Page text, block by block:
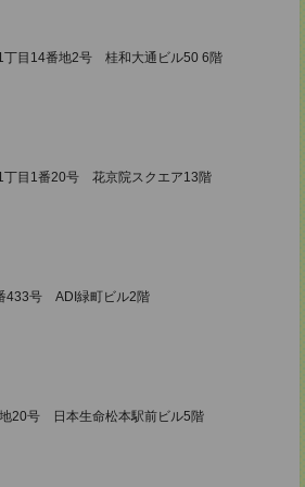
丁目14番地2号 桂和大通ビル50 6階
丁目1番20号 花京院スクエア13階
433号 ADI緑町ビル2階
20号 日本生命松本駅前ビル5階